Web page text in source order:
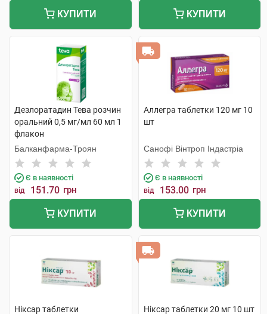
КУПИТИ КУПИТИ
Дезлоратадин Тева розчин
оральний 0,5 мг/мл 60 мл 1
флакон
Балканфарма-Троян
Є в наявності
від 151.70 грн
КУПИТИ
Аллегра таблетки 120 мг 10
шт
Санофі Вінтроп Індастріа
Є в наявності
від 153.00 грн
КУПИТИ
Ніксар таблетки Ніксар таблетки 20 мг 10 шт